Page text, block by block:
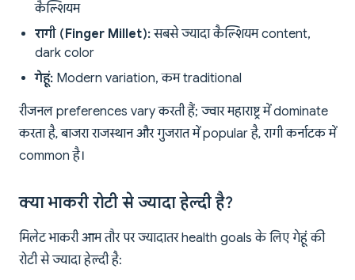
कैल्शियम
रागी (Finger Millet):सबसे ज्यादा कैल्शियम content,
dark color
गेहूं: Modern variation, कम traditional
रीजनल preferences vary करती हैं; ज्वार महाराष्ट्र में dominate
करता है, बाजरा राजस्थान और गुजरात में popular है, रागी कर्नाटक में
common है।
क्या भाकरी रोटी से ज्यादा हेल्दी है?
मिलेट भाकरी आम तौर पर ज्यादातर health goals के लिए गेहूं की
रोटी से ज्यादा हेल्दी है: